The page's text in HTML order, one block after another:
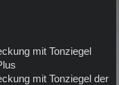
mit Tonziegel
mit Tonziegel der